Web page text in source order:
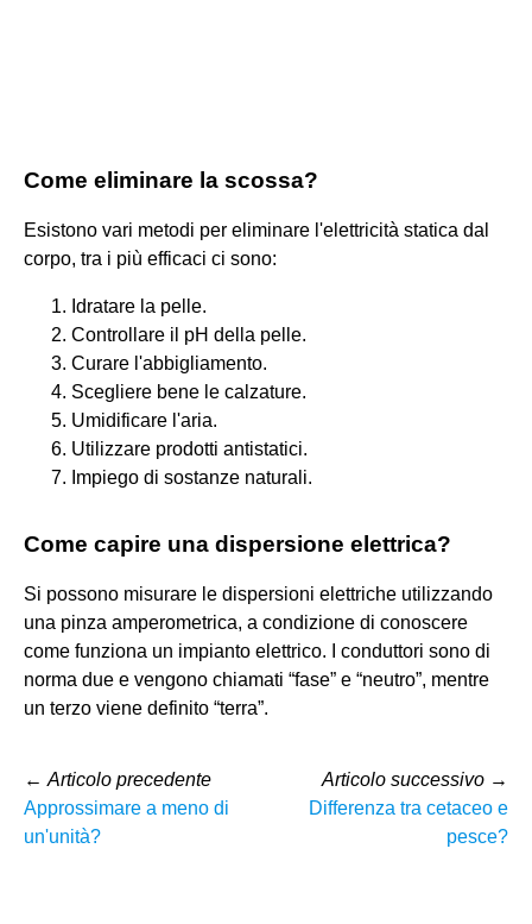
Come eliminare la scossa?
Esistono vari metodi per eliminare l'elettricità statica dal
corpo, tra i più efficaci ci sono:
Idratare la pelle.
Controllare il pH della pelle.
Curare l'abbigliamento.
Scegliere bene le calzature.
Umidificare l'aria.
Utilizzare prodotti antistatici.
Impiego di sostanze naturali.
Come capire una dispersione elettrica?
Si possono misurare le dispersioni elettriche utilizzando
una pinza amperometrica, a condizione di conoscere
come funziona un impianto elettrico. I conduttori sono di
norma due e vengono chiamati “fase” e “neutro”, mentre
un terzo viene definito “terra”.
← Articolo precedente
Approssimare a meno di
un'unità?
Articolo successivo →
Differenza tra cetaceo e
pesce?